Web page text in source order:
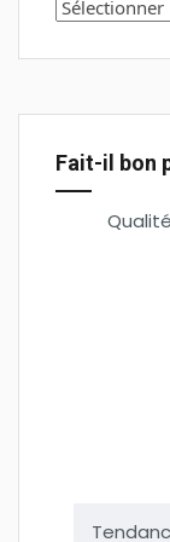
Fait-il bon